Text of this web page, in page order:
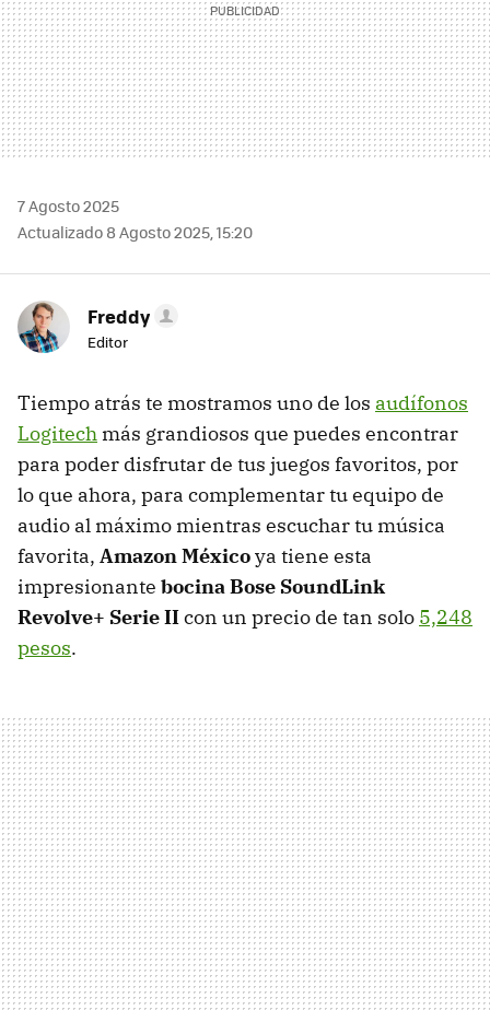
7 Agosto 2025
Actualizado 8 Agosto 2025, 15:20
Freddy
Editor
Tiempo atrás te mostramos uno de los audífonos
Logitech más grandiosos que puedes encontrar
para poder disfrutar de tus juegos favoritos, por
lo que ahora, para complementar tu equipo de
audio al máximo mientras escuchar tu música
favorita, Amazon Méxicoya tiene esta
impresionante bocina Bose SoundLink
Revolve+ Serie IIcon un precio de tan solo 5,248
pesos.